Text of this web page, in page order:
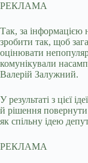
РЕКЛАМА
Так, за інформацією
зробити так, щоб
оцінювати
комунікували
Валерій Залужний.
У результаті з цієї
й рішення
як спільну ідею
РЕКЛАМА